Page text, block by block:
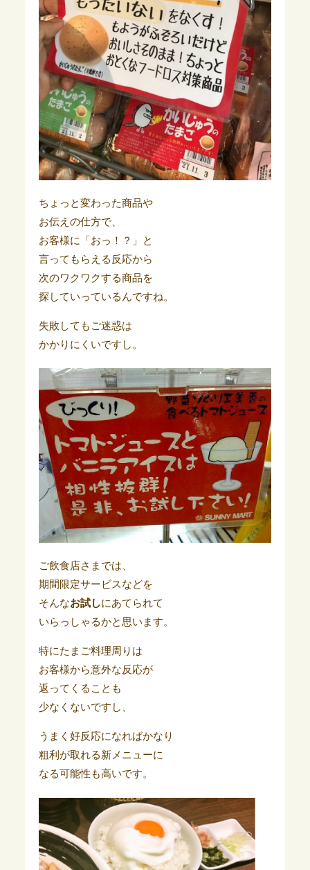
ちょっと変わった商品や
お伝えの仕方で、
お客様に「おっ！？」と
言ってもらえる反応から
次のワクワクする商品を
探していっているんですね。
失敗してもご迷惑は
かかりにくいですし。
ご飲食店さまでは、
期間限定サービスなどを
そんなお試しにあてられて
いらっしゃるかと思います。
特にたまご料理周りは
お客様から意外な反応が
返ってくることも
少なくないですし、
うまく好反応になればかなり
粗利が取れる新メニューに
なる可能性も高いです。